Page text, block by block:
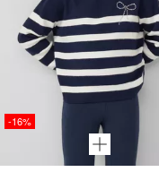
-16%